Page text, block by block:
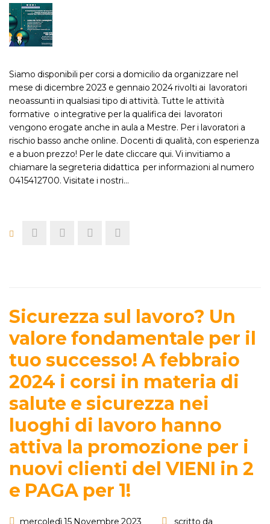
Siamo disponibili per corsi a domicilio da organizzare nel
mese di dicembre 2023 e gennaio 2024 rivolti ai lavoratori
neoassunti in qualsiasi tipo di attività. Tutte le attività
formative o integrative per la qualifica dei lavoratori
vengono erogate anche in aula a Mestre. Per i lavoratori a
rischio basso anche online. Docenti di qualità, con esperienza
e a buon prezzo! Per le date cliccare qui. Vi invitiamo a
chiamare la segreteria didattica per informazioni al numero
0415412700. Visitate i nostri…
Sicurezza sul lavoro? Un
valore fondamentale per il
tuo successo! A febbraio
2024 i corsi in materia di
salute e sicurezza nei
luoghi di lavoro hanno
attiva la promozione per i
nuovi clienti del VIENI in 2
e PAGA per 1!
mercoledì 15 Novembre 2023
scritto da